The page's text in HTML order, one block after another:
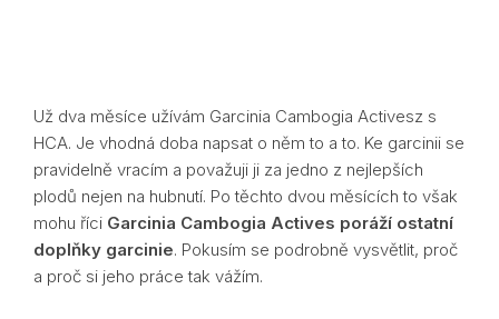
Už dva měsíce užívám Garcinia Cambogia Activesz s
HCA. Je vhodná doba napsat o něm to a to. Ke garcinii se
pravidelně vracím a považuji ji za jedno z nejlepších
plodů nejen na hubnutí. Po těchto dvou měsících to však
mohu říci Garcinia Cambogia Actives poráží ostatní
doplňky garcinie. Pokusím se podrobně vysvětlit, proč
a proč si jeho práce tak vážím.